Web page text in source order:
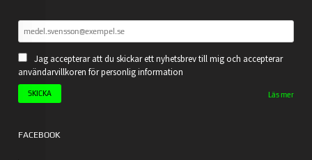
Jag accepterar att du skickar ett nyhetsbrev till mig och accepterar
användarvillkoren för personlig information
Läs mer
FACEBOOK